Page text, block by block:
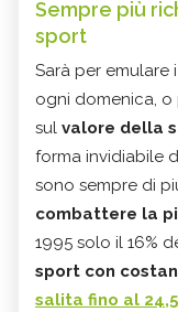
Sempre più
sport
Sarà per emulare
ogni domenica,
sul valore della
forma invidiabile
sono sempre di
combattere la
1995 solo il 16%
sport con
salita fino al